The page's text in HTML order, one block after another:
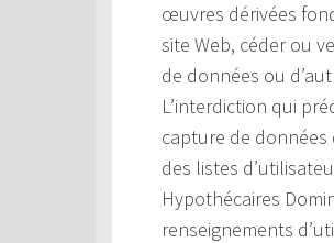
œuvres dérivées
site Web, céder ou
de données ou
L’interdiction qui
capture de données
des listes
Hypothécaires
renseignements